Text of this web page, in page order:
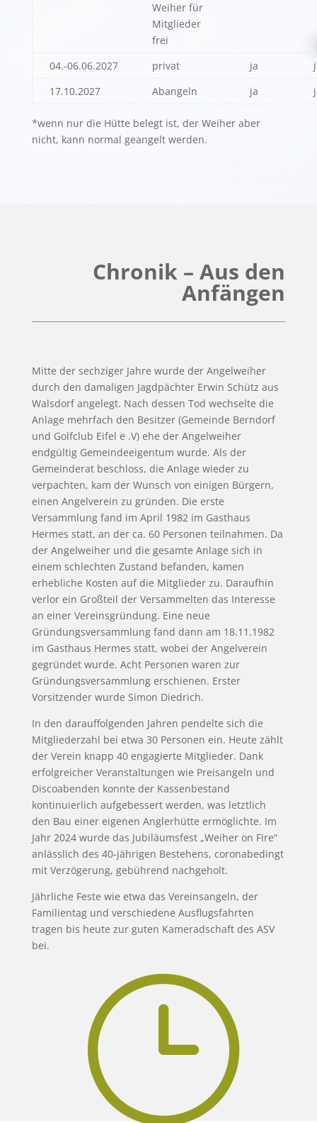
Weiher für
Mitglieder
frei
04.-06.06.2027 privat ja
17.10.2027
Abangeln ja
*wenn nur die Hütte belegt ist, der Weiher aber
nicht, kann normal geangelt werden.
Chronik – Aus den
Anfängen
Mitte der sechziger Jahre wurde der Angelweiher
durch den damaligen Jagdpächter Erwin Schütz aus
Walsdorf angelegt. Nach dessen Tod wechselte die
Anlage mehrfach den Besitzer (Gemeinde Berndorf
und Golfclub Eifel e .V) ehe der Angelweiher
endgültig Gemeindeeigentum wurde. Als der
Gemeinderat beschloss, die Anlage wieder zu
verpachten, kam der Wunsch von einigen Bürgern,
einen Angelverein zu gründen. Die erste
Versammlung fand im April 1982 im Gasthaus
Hermes statt, an der ca. 60 Personen teilnahmen. Da
der Angelweiher und die gesamte Anlage sich in
einem schlechten Zustand befanden, kamen
erhebliche Kosten auf die Mitglieder zu. Daraufhin
verlor ein Großteil der Versammelten das Interesse
an einer Vereinsgründung. Eine neue
Gründungsversammlung fand dann am 18.11.1982
im Gasthaus Hermes statt, wobei der Angelverein
gegründet wurde. Acht Personen waren zur
Gründungsversammlung erschienen. Erster
Vorsitzender wurde Simon Diedrich.
In den darauffolgenden Jahren pendelte sich die
Mitgliederzahl bei etwa 30 Personen ein. Heute zählt
der Verein knapp 40 engagierte Mitglieder. Dank
erfolgreicher Veranstaltungen wie Preisangeln und
Discoabenden konnte der Kassenbestand
kontinuierlich aufgebessert werden, was letztlich
den Bau einer eigenen Anglerhütte ermöglichte. Im
Jahr 2024 wurde das Jubiläumsfest „Weiher on Fire“
anlässlich des 40-jährigen Bestehens, coronabedingt
mit Verzögerung, gebührend nachgeholt.
Jährliche Feste wie etwa das Vereinsangeln, der
Familientag und verschiedene Ausflugsfahrten
tragen bis heute zur guten Kameradschaft des ASV
bei.
}